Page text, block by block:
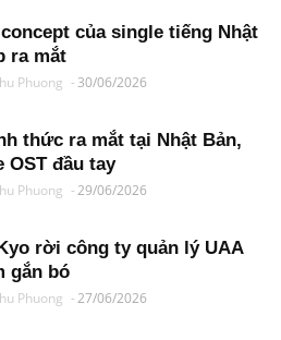
concept của single tiếng Nhật
ra mắt
Phuong - 30/06/2026
thức ra mắt tại Nhật Bản,
OST đầu tay
Phuong -29/06/2026
rời công ty quản lý UAA
gắn bó
Phuong -27/06/2026